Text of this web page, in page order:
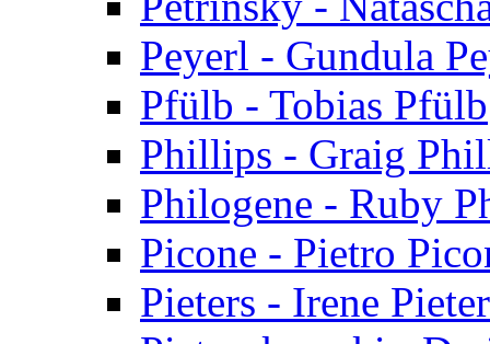
Peyerl - Gundula
Pfülb - Tobias Pfülb
Phillips - Graig
Philogene - Ruby
Picone - Pietro
Pieters - Irene